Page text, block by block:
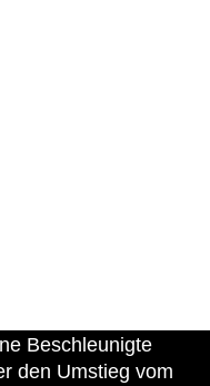
Beschleunigte
den Umstieg vom